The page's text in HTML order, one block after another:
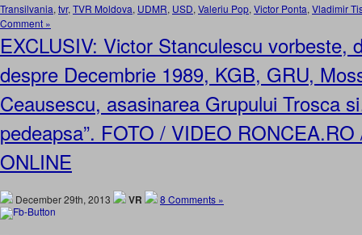
Transilvania, tvr, TVR Moldova, UDMR, USD, Valeriu Pop, Victor Ponta, Vladimir
Comment »
EXCLUSIV: Victor Stanculescu vorbeste,
despre Decembrie 1989, KGB, GRU,
Ceausescu, asasinarea Grupului Trosca
pedeapsa”. FOTO / VIDEO
ONLINE
December 29th, 2013 VR 8 Comments »